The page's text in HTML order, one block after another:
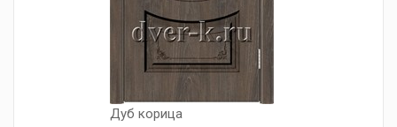
Дуб корица